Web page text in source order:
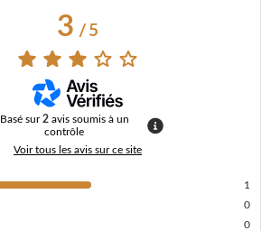
3/ 5
Basé sur2 avis soumis à un
contrôle
Voir tous les avis sur ce site
1
0
0